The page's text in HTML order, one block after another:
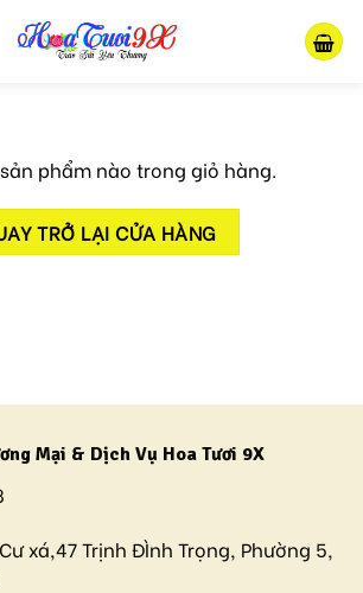
phẩm nào trong giỏ hàng.
TRỞ LẠI CỬA HÀNG
Mại & Dịch Vụ Hoa Tươi 9X
xá,47 Trịnh ĐÌnh Trọng, Phường 5,